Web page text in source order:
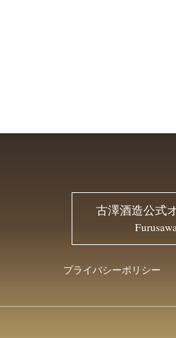
古澤酒造公式
プライバシーポリシー